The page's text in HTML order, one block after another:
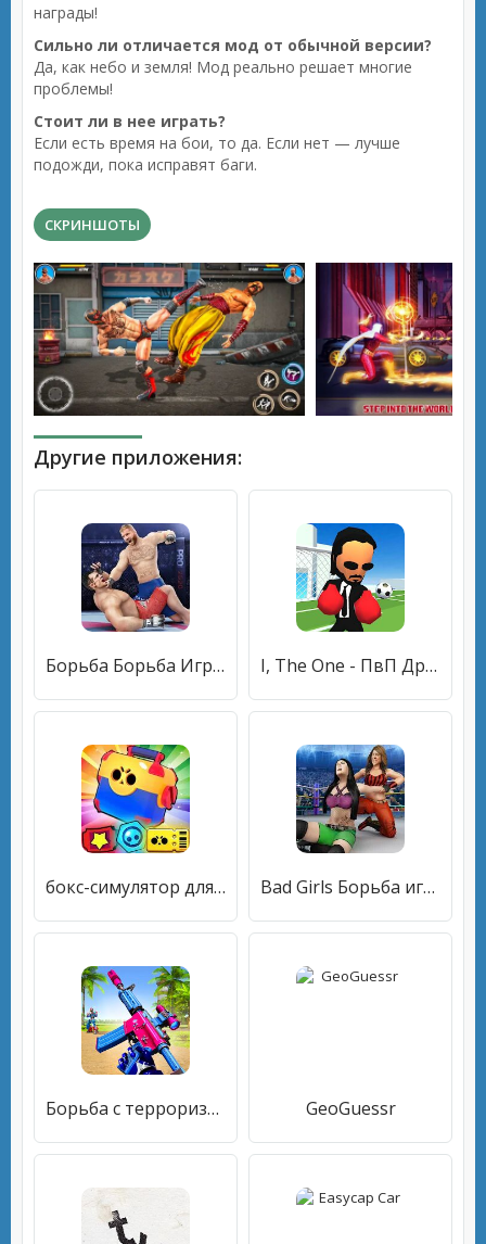
награды!
Сильно ли отличается мод от обычной версии?
Да, как небо и земля! Мод реально решает многие
проблемы!
Стоит ли в нее играть?
Если есть время на бои, то да. Если нет — лучше
подожди, пока исправят баги.
СКРИНШОТЫ
Другие приложения:
Борьба Борьба Игры: MMA Training Master I, The One - ПвП Драки на Выживание
бокс-симулятор для звезд драки Brawl Stars Bad Girls Борьба игры: GYM Женщины Борьба Игры
Борьба с терроризмом робот игры: робот стрельба GeoGuessr